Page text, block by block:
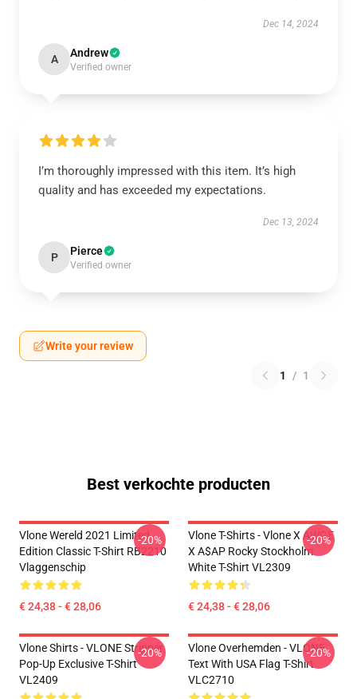
Dec 14, 2024
A Andrew
Verified owner
I’m thoroughly impressed with this item. It’s high
quality and has exceeded my expectations.
Dec 13, 2024
P Pierce
Verified owner
Write your review
1 / 1
Best verkochte producten
Vlone Wereld 2021 Limited
Edition Classic T-Shirt RB2210
Vlaggenschip
€ 24,38 - € 28,06
-20%
Vlone T-Shirts - Vlone X AWGE
X A$AP Rocky Stockholm
White T-Shirt VL2309
€ 24,38 - € 28,06
-20%
Vlone Shirts - VLONE Stripper
Pop-Up Exclusive T-Shirt
VL2409
-20%
Vlone Overhemden - VLONE
Text With USA Flag T-Shirt
VLC2710
-20%